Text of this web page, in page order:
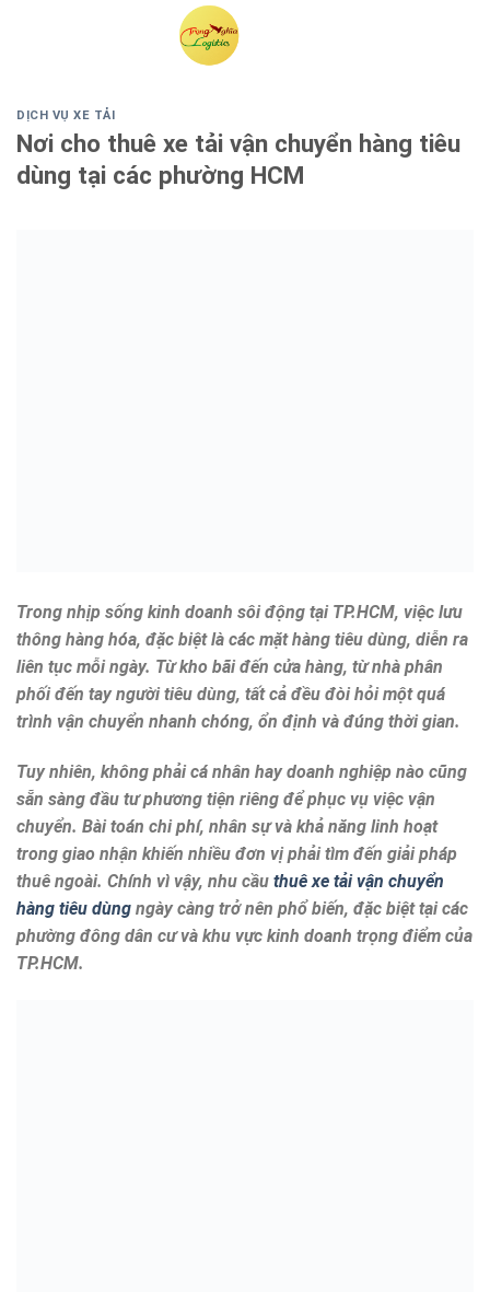
DỊCH VỤ XE TẢI
Nơi cho thuê xe tải vận chuyển hàng tiêu
dùng tại các phường HCM
Trong nhịp sống kinh doanh sôi động tại TP.HCM, việc lưu
thông hàng hóa, đặc biệt là các mặt hàng tiêu dùng, diễn ra
liên tục mỗi ngày. Từ kho bãi đến cửa hàng, từ nhà phân
phối đến tay người tiêu dùng, tất cả đều đòi hỏi một quá
trình vận chuyển nhanh chóng, ổn định và đúng thời gian.
Tuy nhiên, không phải cá nhân hay doanh nghiệp nào cũng
sẵn sàng đầu tư phương tiện riêng để phục vụ việc vận
chuyển. Bài toán chi phí, nhân sự và khả năng linh hoạt
trong giao nhận khiến nhiều đơn vị phải tìm đến giải pháp
thuê ngoài. Chính vì vậy, nhu cầu thuê xe tải vận chuyển
hàng tiêu dùng ngày càng trở nên phổ biến, đặc biệt tại các
phường đông dân cư và khu vực kinh doanh trọng điểm của
TP.HCM.